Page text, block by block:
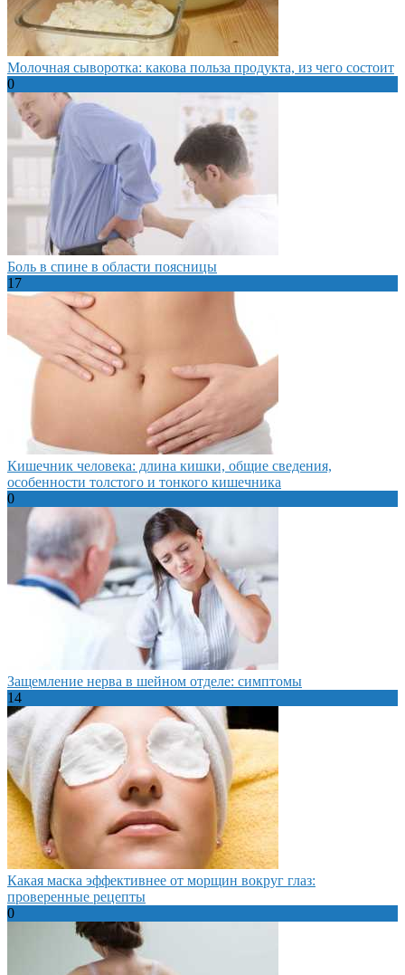
Молочная сыворотка: какова польза продукта, из чего состоит
0
Боль в спине в области поясницы
17
Кишечник человека: длина кишки, общие сведения,
особенности толстого и тонкого кишечника
0
Защемление нерва в шейном отделе: симптомы
14
Какая маска эффективнее от морщин вокруг глаз:
проверенные рецепты
0